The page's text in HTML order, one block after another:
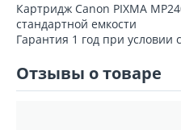
Картридж Canon PIXMA
стандартной емкости
Гарантия 1 год при условии
Отзывы о товаре